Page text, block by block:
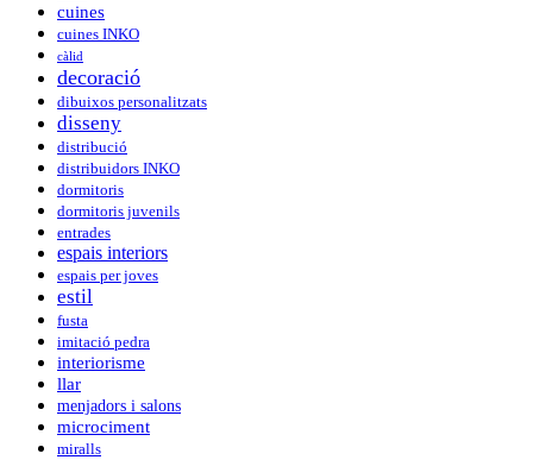
cuines
cuines INKO
càlid
decoració
dibuixos personalitzats
disseny
distribució
distribuidors INKO
dormitoris
dormitoris juvenils
entrades
espais interiors
espais per joves
estil
fusta
imitació pedra
interiorisme
llar
menjadors i salons
microciment
miralls